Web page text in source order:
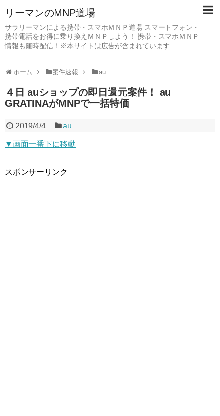
リーマンのMNP道場
サラリーマンによる携帯・スマホＭＮＰ道場 スマートフォン・
携帯電話をお得に乗り換えＭＮＰしよう！ 携帯・スマホＭＮＰ
情報も随時配信！※本サイトは広告が含まれています
ホーム 案件速報 au
４日 auショップの即日還元案件！ au
GRATINAがMNPで一括特価
2019/4/4 au
▼画面一番下に移動
スポンサーリンク